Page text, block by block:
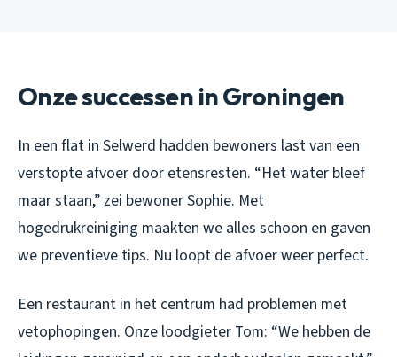
Onze successen in Groningen
In een flat in Selwerd hadden bewoners last van een
verstopte afvoer door etensresten. “Het water bleef
maar staan,” zei bewoner Sophie. Met
hogedrukreiniging maakten we alles schoon en gaven
we preventieve tips. Nu loopt de afvoer weer perfect.
Een restaurant in het centrum had problemen met
vetophopingen. Onze loodgieter Tom: “We hebben de